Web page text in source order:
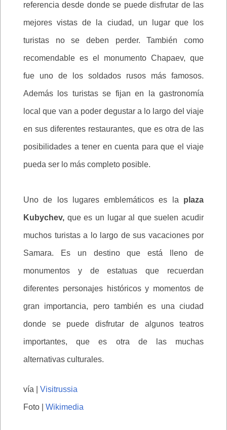
referencia desde donde se puede disfrutar de las
mejores vistas de la ciudad, un lugar que los
turistas no se deben perder. También como
recomendable es el monumento Chapaev, que
fue uno de los soldados rusos más famosos.
Además los turistas se fijan en la gastronomía
local que van a poder degustar a lo largo del viaje
en sus diferentes restaurantes, que es otra de las
posibilidades a tener en cuenta para que el viaje
pueda ser lo más completo posible.
Uno de los lugares emblemáticos es la plaza
Kubychev, que es un lugar al que suelen acudir
muchos turistas a lo largo de sus vacaciones por
Samara. Es un destino que está lleno de
monumentos y de estatuas que recuerdan
diferentes personajes históricos y momentos de
gran importancia, pero también es una ciudad
donde se puede disfrutar de algunos teatros
importantes, que es otra de las muchas
alternativas culturales.
vía | Visitrussia
Foto | Wikimedia